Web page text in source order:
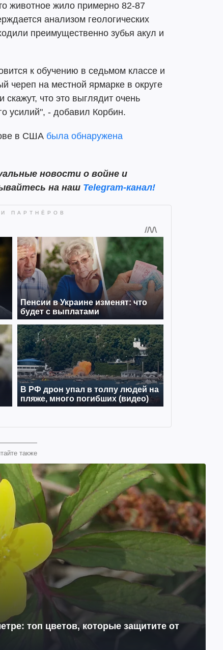
животное жило примерно 82-87
анализом геологических
преимущественно зубья акул и
к обучению в седьмом классе и
череп на местной ярмарке в округе
что это выглядит очень
усилий", - добавил Корбин.
в США была обнаружена
новости о войне и
на наш Telegram-канал!
также
топ цветов, которые защитите от